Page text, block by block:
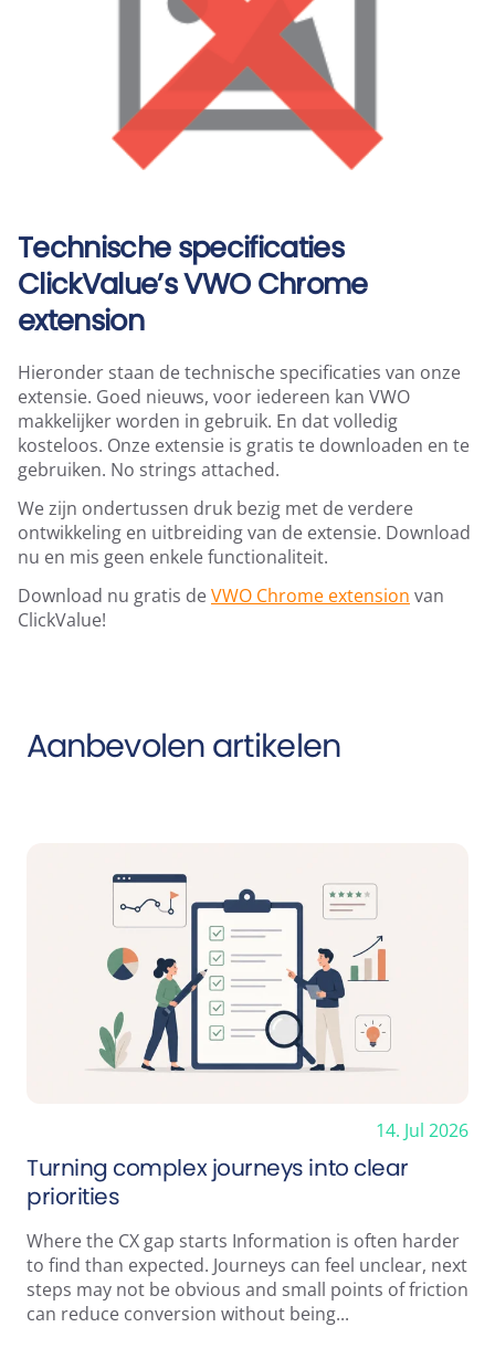
Technische specificaties
ClickValue’s VWO Chrome
extension
Hieronder staan de technische specificaties van onze
extensie. Goed nieuws, voor iedereen kan VWO
makkelijker worden in gebruik. En dat volledig
kosteloos. Onze extensie is gratis te downloaden en te
gebruiken. No strings attached.
We zijn ondertussen druk bezig met de verdere
ontwikkeling en uitbreiding van de extensie. Download
nu en mis geen enkele functionaliteit.
Download nu gratis deVWO Chrome extension van
ClickValue!
Aanbevolen artikelen
14. Jul 2026
Turning complex journeys into clear
priorities
Where the CX gap starts Information is often harder
to find than expected. Journeys can feel unclear, next
steps may not be obvious and small points of friction
can reduce conversion without being...